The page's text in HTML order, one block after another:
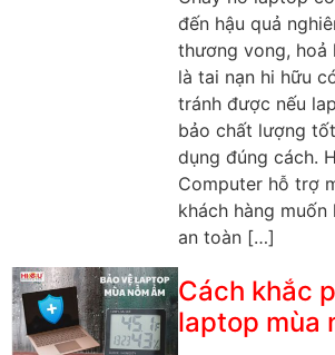
đến hậu quả
thương vong,
là tai nạn hi hữu
tránh được nếu
bảo chất lượng
dụng đúng cách.
Computer hỗ trợ
khách hàng
an toàn […]
Cách khắc
laptop mùa